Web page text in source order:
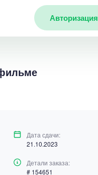
Авторизация
Дата сдачи:
21.10.2023
Детали заказа:
# 154651